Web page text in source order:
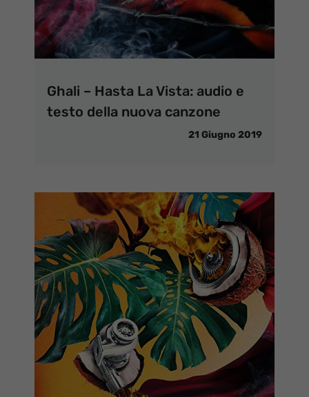
Ghali – Hasta La Vista: audio e
testo della nuova canzone
21 Giugno 2019